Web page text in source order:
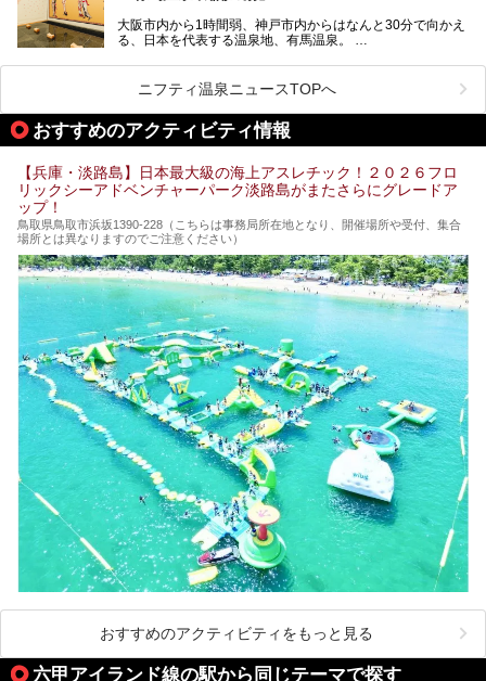
大阪市内から1時間弱、神戸市内からはなんと30分で向かえ
る、日本を代表する温泉地、有馬温泉。
有名な「金泉」と「銀泉」に加え、人工のの炭酸泉まで楽し
める、ある意味「最強」ともいえる施設です。
今回は自慢のお湯をメインにその魅力の数々を紹介します！
ニフティ温泉ニュースTOPへ
おすすめのアクティビティ情報
【兵庫・淡路島】日本最大級の海上アスレチック！２０２６フロ
リックシーアドベンチャーパーク淡路島がまたさらにグレードア
ップ！
鳥取県鳥取市浜坂1390‐228（こちらは事務局所在地となり、開催場所や受付、集合
場所とは異なりますのでご注意ください）
おすすめのアクティビティをもっと見る
六甲アイランド線の駅から同じテーマで探す